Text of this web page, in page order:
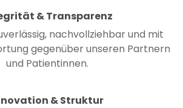
& Transparenz
nachvollziehbar und mit
gegenüber unseren Partnern
und Patientinnen.
& Struktur